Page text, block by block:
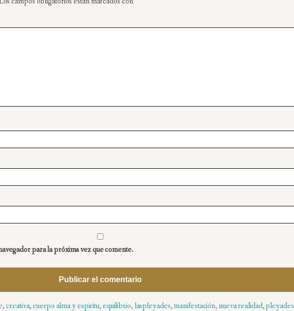
para la próxima vez que comente.
,creativa,cuerpo alma y espiritu,equilibrio,laspleyades,manifestación,nueva realidad,pleyades